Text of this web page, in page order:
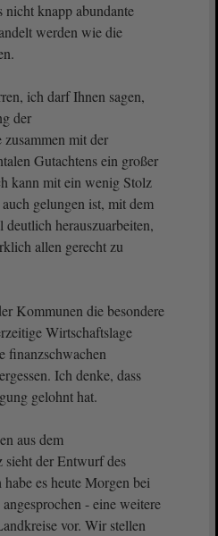
nicht knapp abundante
werden wie die
ich darf Ihnen sagen,
der
zusammen mit der
Gutachtens ein großer
kann mit ein wenig Stolz
gelungen ist, mit dem
herauszuarbeiten,
allen gerecht zu
Kommunen die besondere
Wirtschaftslage
finanzschwachen
Ich denke, dass
gelohnt hat.
aus dem
sieht der Entwurf des
es heute Morgen bei
- eine weitere
vor. Wir stellen